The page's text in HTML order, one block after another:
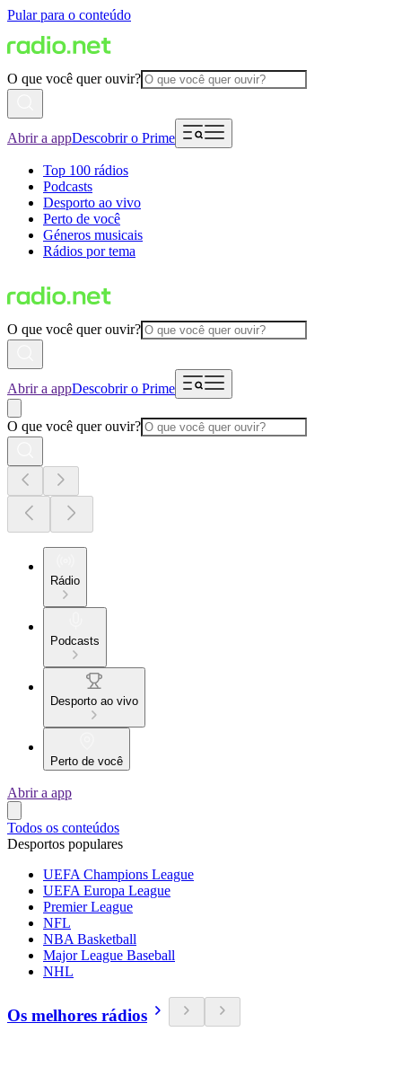
Pular para o conteúdo
O que você quer ouvir?
Abrir a appDescobrir o Prime
Top 100 rádios
Podcasts
Desporto ao vivo
Perto de você
Géneros musicais
Rádios por tema
O que você quer ouvir?
Abrir a appDescobrir o Prime
O que você quer ouvir?
Rádio
Podcasts
Desporto ao vivo
Perto de você
Abrir a app
Todos os conteúdos
Desportos populares
UEFA Champions League
UEFA Europa League
Premier League
NFL
NBA Basketball
Major League Baseball
NHL
Os melhores rádios